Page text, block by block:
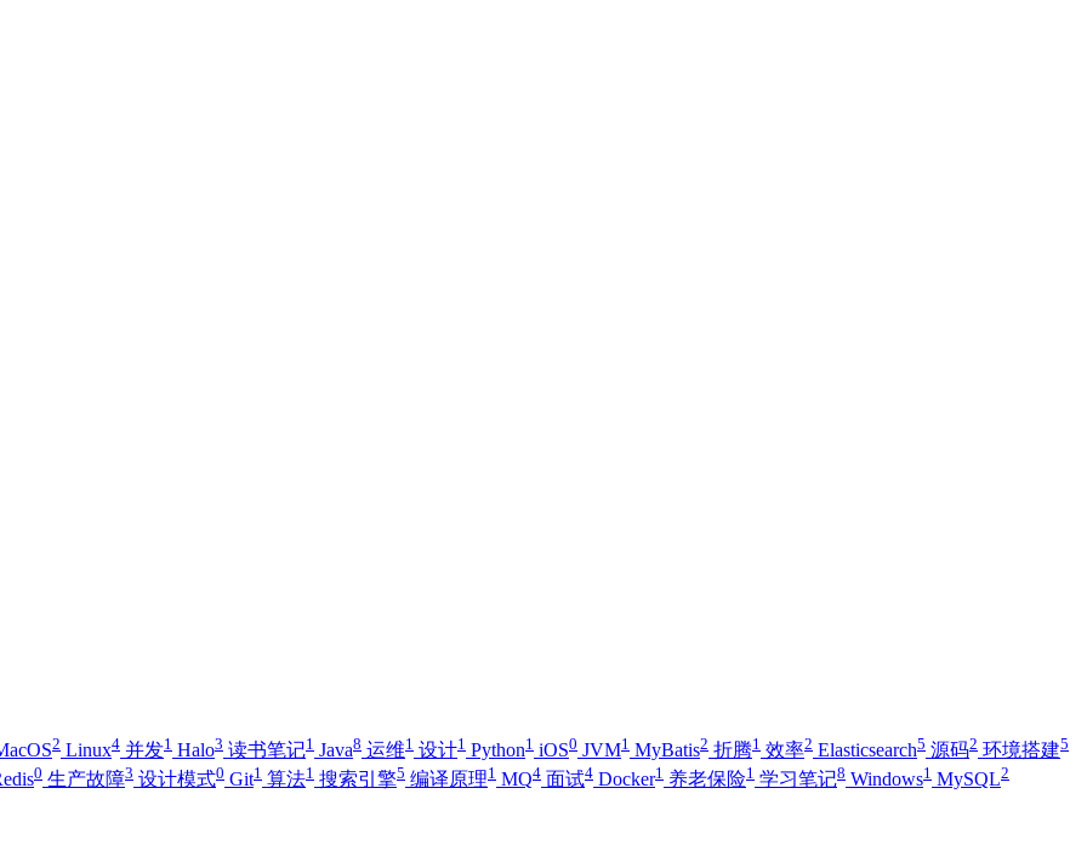
2 Linux4 并发1 Halo3 读书笔记1 Java8 运维1 设计1 Python1 iOS0 JVM1 MyBatis2 折腾1 效率2 Elasticsearch5 源码2 环境搭建5
0 生产故障3 设计模式0 Git1 算法1 搜索引擎5 编译原理1 MQ4 面试4 Docker1 养老保险1 学习笔记8 Windows1 MySQL2